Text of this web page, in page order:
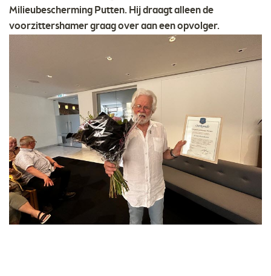
Milieubescherming Putten. Hij draagt alleen de
voorzittershamer graag over aan een opvolger.